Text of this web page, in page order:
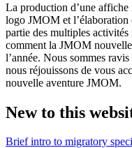
La production d’une affiche
logo JMOM et l’élaboration
partie des multiples
comment la JMOM
l’année. Nous sommes
nous réjouissons de vous
nouvelle aventure JMOM.
New to this
Brief intro to migratory